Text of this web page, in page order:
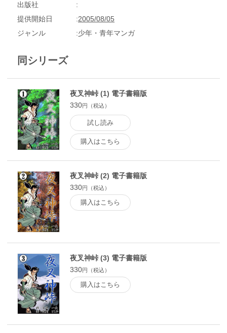
出版社
提供開始日
2005/08/05
ジャンル
少年・青年マンガ
同シリーズ
夜叉神峠 (1) 電子書籍版
330円（税込）
試し読み
購入はこちら
夜叉神峠 (2) 電子書籍版
330円（税込）
購入はこちら
夜叉神峠 (3) 電子書籍版
330円（税込）
購入はこちら